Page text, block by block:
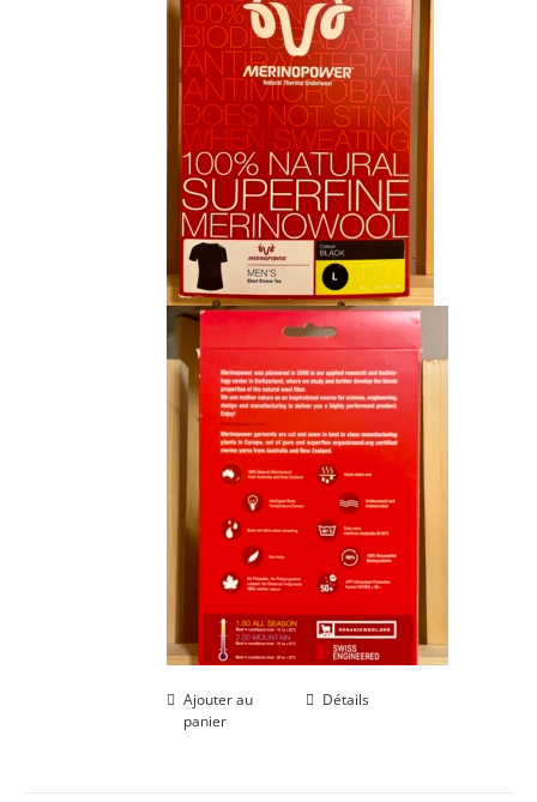
CHF 85.00.CHF 59.00.
Ajouter au
panier
Détails